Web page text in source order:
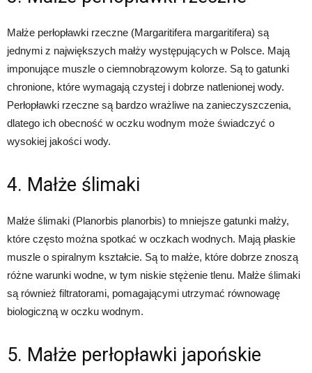
Małże perłopławki rzeczne (Margaritifera margaritifera) są
jednymi z największych małży występujących w Polsce. Mają
imponujące muszle o ciemnobrązowym kolorze. Są to gatunki
chronione, które wymagają czystej i dobrze natlenionej wody.
Perłopławki rzeczne są bardzo wrażliwe na zanieczyszczenia,
dlatego ich obecność w oczku wodnym może świadczyć o
wysokiej jakości wody.
4. Małże ślimaki
Małże ślimaki (Planorbis planorbis) to mniejsze gatunki małży,
które często można spotkać w oczkach wodnych. Mają płaskie
muszle o spiralnym kształcie. Są to małże, które dobrze znoszą
różne warunki wodne, w tym niskie stężenie tlenu. Małże ślimaki
są również filtratorami, pomagającymi utrzymać równowagę
biologiczną w oczku wodnym.
5. Małże perłopławki japońskie